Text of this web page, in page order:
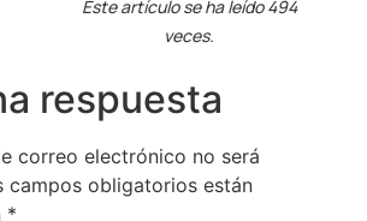
Este artículo se ha leído 494
veces.
respuesta
correo electrónico no será
campos obligatorios están
*